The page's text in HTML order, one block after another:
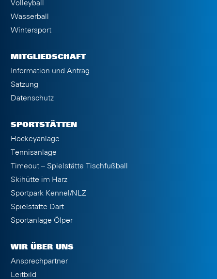
Volleyball
Wasserball
Wintersport
MITGLIEDSCHAFT
Information und Antrag
Satzung
Datenschutz
SPORTSTÄTTEN
Hockeyanlage
Tennisanlage
Timeout – Spielstätte Tischfußball
Skihütte im Harz
Sportpark Kennel/NLZ
Spielstätte Dart
Sportanlage Ölper
WIR ÜBER UNS
Ansprechpartner
Leitbild